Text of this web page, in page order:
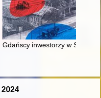
drawskiego od
Gdańscy inwestorzy w
2024